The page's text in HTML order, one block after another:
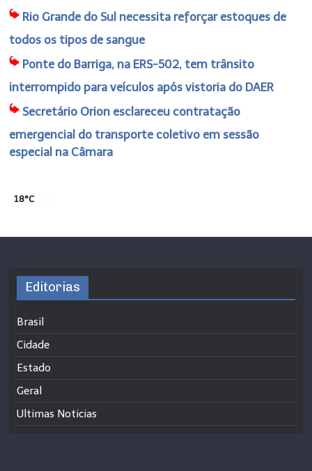
Rio Grande do Sul necessita reforçar estoques de
todos os tipos de sangue
Ponte do Barriga, na ERS-502, tem trânsito
interrompido para veículos após vistoria do DAER
Secretário Orion esclareceu contratação
emergencial do transporte coletivo em sessão
especial na Câmara
18°C
Editorias
Brasil
Cidade
Estado
Geral
Ultimas Noticias